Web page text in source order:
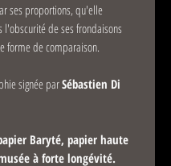
ses proportions, qu'elle
l'obscurité de ses frondaisons
forme de comparaison.
signée parSébastien Di
Baryté, papier haute
à forte longévité.